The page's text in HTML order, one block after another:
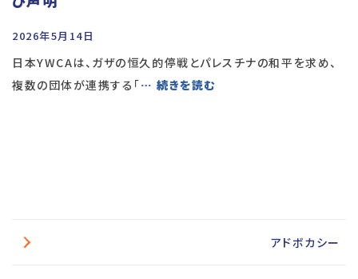
2026年5月14日
日本YWCAは、ガザの恒久的停戦とパレスチナの和平を求め、
複数の団体が連携する「… 続きを読む
アドボカシー